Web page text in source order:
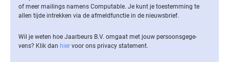
of meer mailings namens Computable. Je kunt je toestemming te
allen tijde intrekken via de af­meld­func­tie in de nieuwsbrief.
Wil je weten hoe Jaarbeurs B.V. omgaat met jouw per­soons­ge­ge­
vens? Klik dan hier voor ons privacy statement.